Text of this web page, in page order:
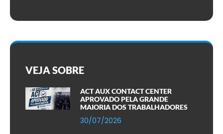
VEJA SOBRE
ACT AUX CONTACT CENTER
APROVADO PELA GRANDE
MAIORIA DOS TRABALHADORES
30/07/2026